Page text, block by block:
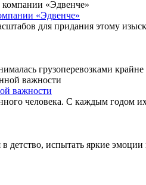
«Эдвенче»
для придания этому
грузоперевозками
важности
человека. С каждым годом
детство, испытать яркие